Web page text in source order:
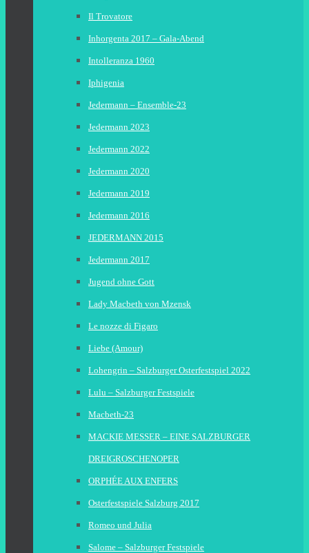
Il Trovatore
Inhorgenta 2017 – Gala-Abend
Intolleranza 1960
Iphigenia
Jedermann – Ensemble-23
Jedermann 2023
Jedermann 2022
Jedermann 2020
Jedermann 2019
Jedermann 2016
JEDERMANN 2015
Jedermann 2017
Jugend ohne Gott
Lady Macbeth von Mzensk
Le nozze di Figaro
Liebe (Amour)
Lohengrin – Salzburger Osterfestspiel 2022
Lulu – Salzburger Festspiele
Macbeth-23
MACKIE MESSER – EINE SALZBURGER
DREIGROSCHENOPER
ORPHÉE AUX ENFERS
Osterfestspiele Salzburg 2017
Romeo und Julia
Salome – Salzburger Festspiele